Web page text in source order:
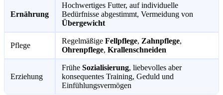
Ernährung
Hochwertiges Futter, auf individuelle
Bedürfnisse abgestimmt, Vermeidung von
Übergewicht
Pflege
Regelmäßige Fellpflege, Zahnpflege,
Ohrenpflege, Krallenschneiden
Erziehung
Frühe Sozialisierung, liebevolles aber
konsequentes Training, Geduld und
Einfühlungsvermögen